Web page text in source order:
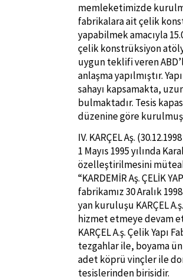
memleketimizde
fabrikalara ait çelik
yapabilmek amacıyla
çelik konstrüksiyon
uygun teklifi veren
anlaşma yapılmıştır.
sahayı kapsamakta,
bulmaktadır. Tesis
düzenine göre
IV. KARÇEL Aş.
1 Mayıs 1995 yılında
özelleştirilmesini
“KARDEMİR Aş. ÇELİK
fabrikamız 30 Aralık
yan kuruluşu KARÇEL
hizmet etmeye devam
KARÇEL A.ş. Çelik Yapı
tezgahlar ile, boyama
adet köprü vinçler ile
tesislerinden birisidir.